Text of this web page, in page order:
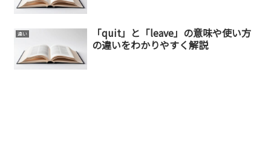
違い
「quit」と「leave」の意味や使い方
の違いをわかりやすく解説